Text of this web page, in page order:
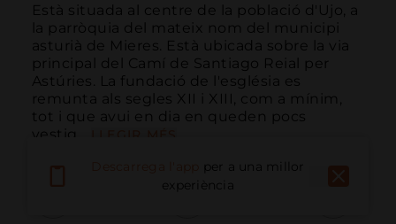
Està situada al centre de la població d'Ujo, a
la parròquia del mateix nom del municipi
asturià de Mieres. Està ubicada sobre la via
principal del Camí de Santiago Reial per
Astúries. La fundació de l'església es
remunta als segles XII i XIII, com a mínim,
tot i que avui en dia en queden pocs
vestig...
per a una millor
experiència